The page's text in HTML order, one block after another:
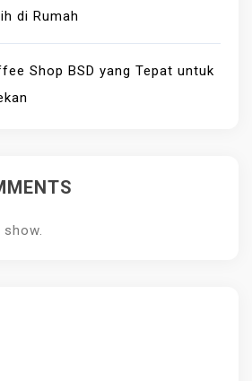
di Rumah
Shop BSD yang Tepat untuk